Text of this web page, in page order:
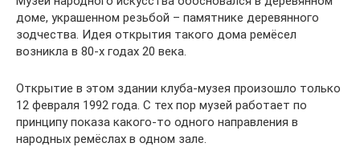
доме, украшенном резьбой – памятнике деревянного
зодчества. Идея открытия такого дома ремёсел
возникла в 80-х годах 20 века.
Открытие в этом здании клуба-музея произошло только
12 февраля 1992 года. С тех пор музей работает по
принципу показа какого-то одного направления в
народных ремёслах в одном зале.